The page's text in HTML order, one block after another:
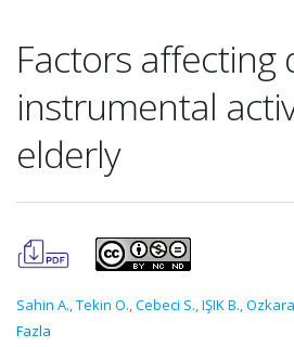
Factors affecting
instrumental
elderly
Sahin A.,Tekin O.,Cebeci S.,IŞIK B.,
Fazla